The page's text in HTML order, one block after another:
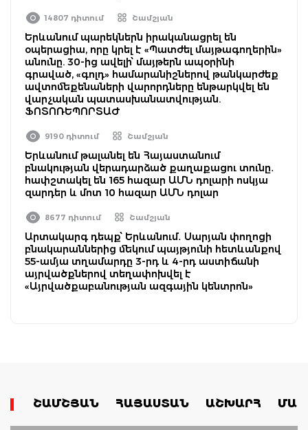
14807 դիտում Շամշյան
Երևանում պարեկներն իրականացրել են
օպերացիա, որը կրել է «Պատժել մայթագողերին»
անունը. 30-ից ավելի՝ մայթերն ապօրինի
գրաված, «գոլդ» համարանիշներով թանկարժեք
ավտոմեքենաների վարորդները ենթարկվել են
վարչական պատասխանատվության.
ՖՈՏՈՌԵՊՈՐՏԱԺ
9190 դիտում Շամշյան
Երևանում թալանել են Հայաստանում
բնակության վերադարձած քաղաքացու տունը․
հափշտակել են 165 հազար ԱՄՆ դոլարի ոսկյա
զարդեր և մոտ 10 հազար ԱՄՆ դոլար
8677 դիտում Շամշյան
Արտակարգ դեպք՝ Երևանում․ Սարյան փողոցի
բնակարաններից մեկում պայթյունի հետևանքով
55-ամյա տղամարդը 3-րդ և 4-րդ աստիճանի
այրվածքներով տեղափոխվել է
«Այրվածքաբանության ազգային կենտրոն»
ՇԱՄՇՅԱՆ ՀԱՅԱՍՏԱՆ ԱՇԽԱՐՀ